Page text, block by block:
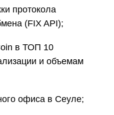
протокола
(FIX API);
в ТОП 10
и объемам
офиса в Сеуле;